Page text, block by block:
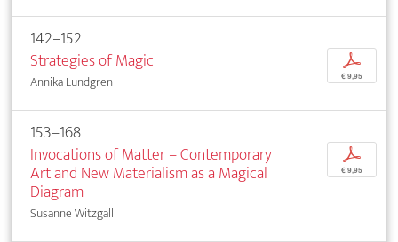
142–152
Strategies of Magic
Annika Lundgren
p
€ 9,95
153–168
Invocations of Matter – Contemporary
Art and New Materialism as a Magical
Diagram
Susanne Witzgall
p
€ 9,95